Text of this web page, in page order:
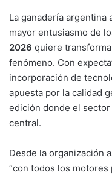
La ganadería argentina
mayor entusiasmo de
2026 quiere
fenómeno. Con
incorporación de
apuesta por la calidad
edición donde el
central.
Desde la organización
“con todos los